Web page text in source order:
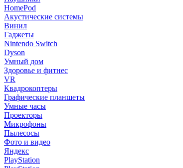
HomePod
Акустические системы
Винил
Гаджеты
Nintendo Switch
Dyson
Умный дом
Здоровье и фитнес
VR
Квадрокоптеры
Графические планшеты
Умные часы
Проекторы
Микрофоны
Пылесосы
Фото и видео
Яндекс
PlayStation